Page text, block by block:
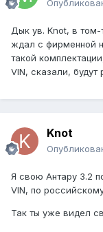
Дык ув. Knot, в том-
ждал с фирменной
такой
VIN, сказали, будут
Knot
Я свою Антару 3.2
VIN, по
Так ты уже видел